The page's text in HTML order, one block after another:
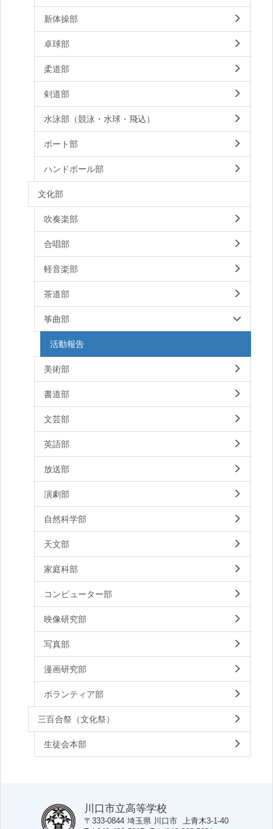
新体操部
卓球部
柔道部
剣道部
水泳部（競泳・水球・飛込）
ボート部
ハンドボール部
文化部
吹奏楽部
合唱部
軽音楽部
茶道部
筝曲部
活動報告
美術部
書道部
文芸部
英語部
放送部
演劇部
自然科学部
天文部
家庭科部
コンピューター部
映像研究部
写真部
漫画研究部
ボランティア部
三百合祭（文化祭）
生徒会本部
川口市立高等学校
〒333-0844 埼玉県 川口市 上青木3-1-40